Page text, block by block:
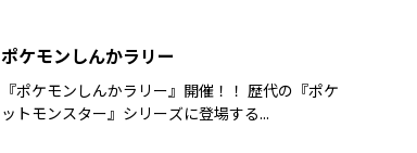
ポケモンしんかラリー
『ポケモンしんかラリー』開催！！ 歴代の『ポケ
ットモンスター』シリーズに登場する...